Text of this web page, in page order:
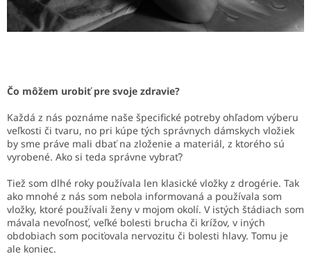
Čo môžem urobiť pre svoje zdravie?
Každá z nás poznáme naše špecifické potreby ohľadom výberu
veľkosti či tvaru, no pri kúpe tých správnych dámskych vložiek
by sme práve mali dbať na zloženie a materiál, z ktorého sú
vyrobené. Ako si teda správne vybrať?
Tiež som dlhé roky používala len klasické vložky z drogérie. Tak
ako mnohé z nás som nebola informovaná a používala som
vložky, ktoré používali ženy v mojom okolí. V istých štádiach som
mávala nevoľnosť, veľké bolesti brucha či krížov, v iných
obdobiach som pociťovala nervozitu či bolesti hlavy. Tomu je
ale koniec.